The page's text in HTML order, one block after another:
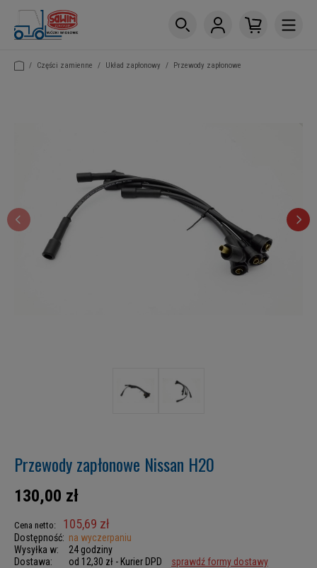
/ Części zamienne / Układ zapłonowy / Przewody zapłonowe
Przewody zapłonowe Nissan H20
130,00 zł
Cena netto: 105,69 zł
Dostępność: na wyczerpaniu
Wysyłka w:
24 godziny
Dostawa:
od 12,30 zł - Kurier DPD sprawdź formy dostawy